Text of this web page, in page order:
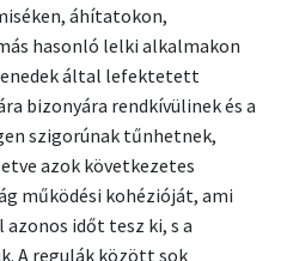
áhítatokon,
hasonló lelki alkalmakon
által lefektetett
bizonyára rendkívülinek és a
szigorúnak tűnhetnek,
azok következetes
működési kohézióját, ami
időt tesz ki, s a
A regulák között sok